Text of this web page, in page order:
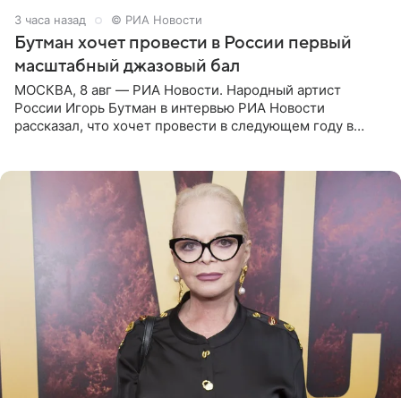
3 часа назад © РИА Новости
Бутман хочет провести в России первый
масштабный джазовый бал
МОСКВА, 8 авг — РИА Новости. Народный артист
России Игорь Бутман в интервью РИА Новости
рассказал, что хочет провести в следующем году в